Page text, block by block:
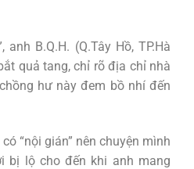
anh B.Q.H. (Q.Tây Hồ, TP.Hà
quả tang, chỉ rõ địa chỉ nhà
hư này đem bồ nhí đến
“nội gián” nên chuyện mình
bị lộ cho đến khi anh mang